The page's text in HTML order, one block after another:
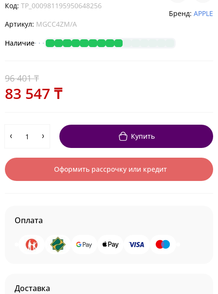
Код: TP_000981195950648256
Артикул: MGCC4ZM/A
Наличие
Бренд: APPLE
96 401 ₸
83 547 ₸
Купить
Оформить рассрочку или кредит
Оплата
Доставка